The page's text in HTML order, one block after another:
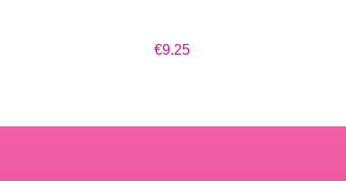
€9.25